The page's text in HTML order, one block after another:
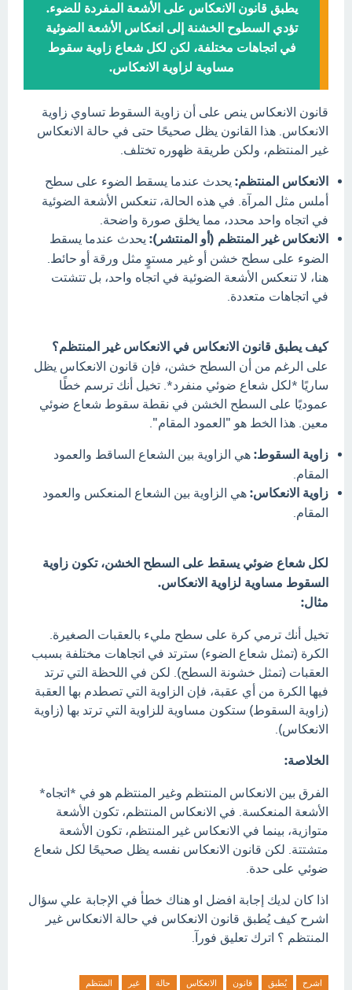
يطبق قانون الانعكاس على الأشعة المفردة للضوء.
تؤدي السطوح الخشنة إلى انعكاس الأشعة الضوئية
في اتجاهات مختلفة، لكن لكل شعاع زاوية سقوط
مساوية لزاوية الانعكاس.
قانون الانعكاس ينص على أن زاوية السقوط تساوي زاوية
الانعكاس. هذا القانون يظل صحيحًا حتى في حالة الانعكاس
غير المنتظم، ولكن طريقة ظهوره تختلف.
الانعكاس المنتظم: يحدث عندما يسقط الضوء على سطح
أملس مثل المرآة. في هذه الحالة، تنعكس الأشعة الضوئية
في اتجاه واحد محدد، مما يخلق صورة واضحة.
الانعكاس غير المنتظم (أو المنتشر): يحدث عندما يسقط
الضوء على سطح خشن أو غير مستوٍ مثل ورقة أو حائط.
هنا، لا تنعكس الأشعة الضوئية في اتجاه واحد، بل تتشتت
في اتجاهات متعددة.
كيف يطبق قانون الانعكاس في الانعكاس غير المنتظم؟
على الرغم من أن السطح خشن، فإن قانون الانعكاس يظل
ساريًا *لكل شعاع ضوئي منفرد*. تخيل أنك ترسم خطًا
عموديًا على السطح الخشن في نقطة سقوط شعاع ضوئي
معين. هذا الخط هو "العمود المقام".
زاوية السقوط: هي الزاوية بين الشعاع الساقط والعمود
المقام.
زاوية الانعكاس: هي الزاوية بين الشعاع المنعكس والعمود
المقام.
لكل شعاع ضوئي يسقط على السطح الخشن، تكون زاوية
السقوط مساوية لزاوية الانعكاس.
مثال:
تخيل أنك ترمي كرة على سطح مليء بالعقبات الصغيرة.
الكرة (تمثل شعاع الضوء) سترتد في اتجاهات مختلفة بسبب
العقبات (تمثل خشونة السطح). لكن في اللحظة التي ترتد
فيها الكرة من أي عقبة، فإن الزاوية التي تصطدم بها العقبة
(زاوية السقوط) ستكون مساوية للزاوية التي ترتد بها (زاوية
الانعكاس).
الخلاصة:
الفرق بين الانعكاس المنتظم وغير المنتظم هو في *اتجاه*
الأشعة المنعكسة. في الانعكاس المنتظم، تكون الأشعة
متوازية، بينما في الانعكاس غير المنتظم، تكون الأشعة
متشتتة. لكن قانون الانعكاس نفسه يظل صحيحًا لكل شعاع
ضوئي على حدة.
اذا كان لديك إجابة افضل او هناك خطأ في الإجابة علي سؤال
اشرح كيف يُطبق قانون الانعكاس في حالة الانعكاس غير
المنتظم ؟ اترك تعليق فورآ.
اشرح يُطبق قانون الانعكاس حالة غير المنتظم